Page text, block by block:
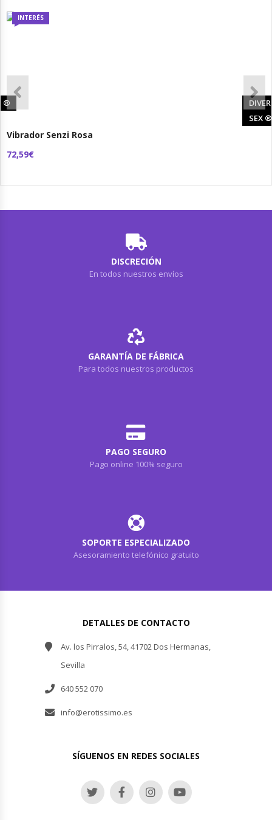
INTERÉS
®
Vibrador Senzi Rosa
72,59€
SEX®
DISCRECIÓN
En todos nuestros envíos
GARANTÍA DE FÁBRICA
Para todos nuestros productos
PAGO SEGURO
Pago online 100% seguro
SOPORTE ESPECIALIZADO
Asesoramiento telefónico gratuito
DETALLES DE CONTACTO
Av. los Pirralos, 54, 41702 Dos Hermanas,
Sevilla
640 552 070
info@erotissimo.es
SÍGUENOS EN REDES SOCIALES